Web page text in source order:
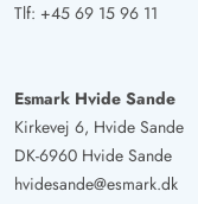
Tlf: +45 69 15 96 11
Esmark Hvide Sande
Kirkevej 6, Hvide Sande
DK-6960 Hvide Sande
hvidesande@esmark.dk